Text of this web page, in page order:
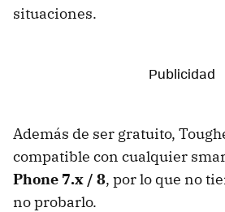
situaciones.
Además de ser gratuito,
compatible con cualquier
Phone 7.x / 8, por lo que no
no probarlo.